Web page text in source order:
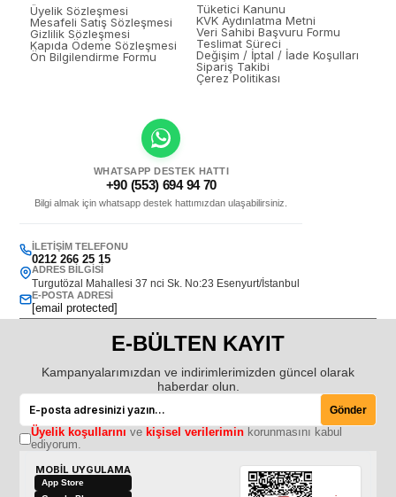
Üyelik Sözleşmesi
Mesafeli Satış Sözleşmesi
Gizlilik Sözleşmesi
Kapıda Ödeme Sözleşmesi
Ön Bilgilendirme Formu
Tüketici Kanunu
KVK Aydınlatma Metni
Veri Sahibi Başvuru Formu
Teslimat Süreci
Değişim / İptal / İade Koşulları
Sipariş Takibi
Çerez Politikası
WHATSAPP DESTEK HATTI
+90 (553) 694 94 70
Bilgi almak için whatsapp destek hattımızdan ulaşabilirsiniz.
İLETIŞIM TELEFONU
0212 266 25 15
ADRES BILGISI
Turgutözal Mahallesi 37 nci Sk. No:23 Esenyurt/İstanbul
E-POSTA ADRESI
[email protected]
E-BÜLTEN KAYIT
Kampanyalarımızdan ve indirimlerimizden güncel olarak
haberdar olun.
Gönder
Üyelik koşullarını ve kişisel verileriminkorunmasını kabul
ediyorum.
MOBİL UYGULAMA
App Store